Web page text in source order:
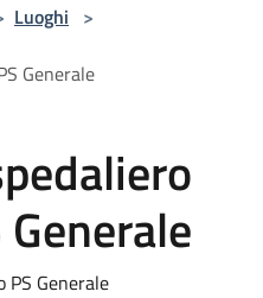
Luoghi >
Generale
PS Generale